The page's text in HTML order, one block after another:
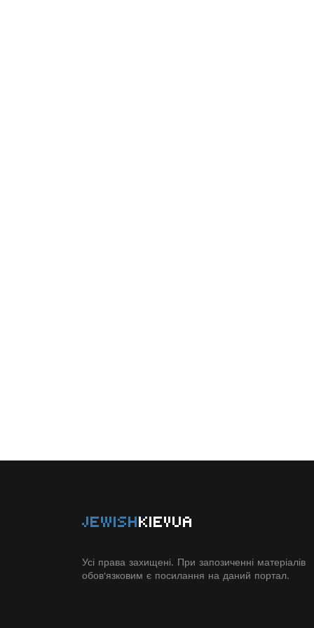
JEWISHKIEVUA
Усі права захищені. При запозиченні матеріалів
обов'язковим є посилання на даний портал.